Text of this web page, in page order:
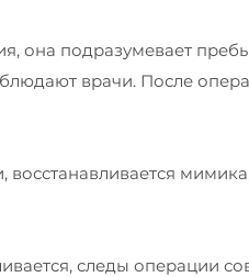
она подразумевает
врачи. После
восстанавливается
следы операции